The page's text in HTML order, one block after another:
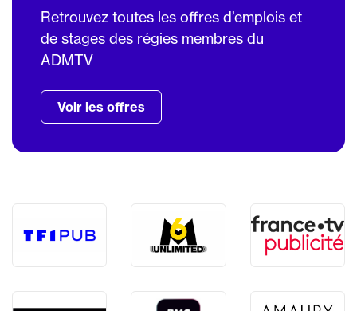
Retrouvez toutes les offres d’emplois et
de stages des régies membres du
ADMTV
Voir les offres